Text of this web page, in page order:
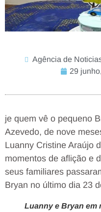
Agência de
29
je quem vê o pequeno
Azevedo, de nove
Luanny Cristine Araújo
momentos de aflição e
seus familiares
Bryan no último dia 23
Luanny e Bryan em